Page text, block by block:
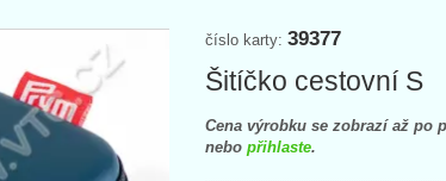
číslo karty: 39377
Šitíčko cestovní S
Cena výrobku se zobrazí až po
nebo přihlaste.